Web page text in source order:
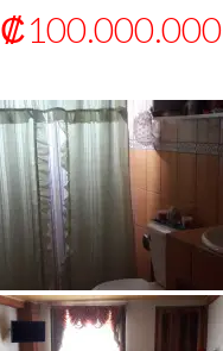
₡100.000.000